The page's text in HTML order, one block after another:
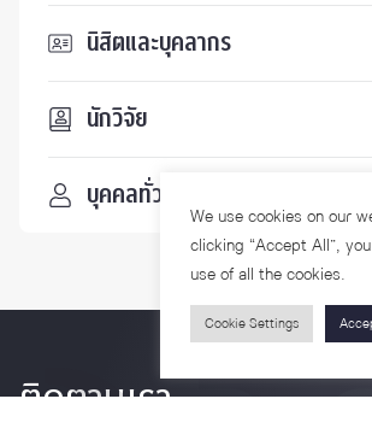
นิสิตและบุคลากร
นักวิจัย
บุคคลทั่วไป
ติดตามเรา
We use cookies on our
clicking “Accept All”,
use of all the cookies.
Cookie Settings